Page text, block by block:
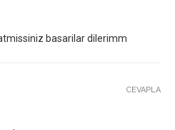
basarilar dilerimm
CEVAPLA